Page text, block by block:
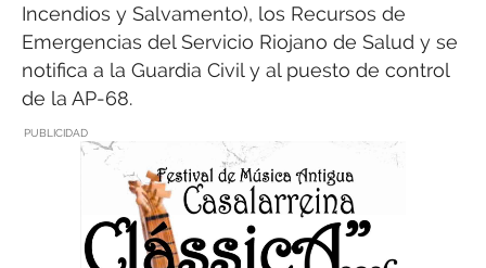
Incendios y Salvamento), los Recursos de
Emergencias del Servicio Riojano de Salud y se
notifica a la Guardia Civil y al puesto de control
de la AP-68.
PUBLICIDAD